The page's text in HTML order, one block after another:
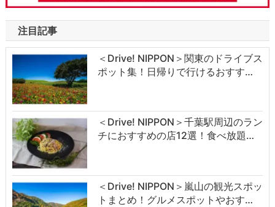
注目記事
＜Drive! NIPPON＞関東のドライブス
ポット集！日帰りで行けるおすす…
＜Drive! NIPPON＞千葉駅周辺のラン
チにおすすめの店12選！食べ放題…
＜Drive! NIPPON＞嵐山の観光スポッ
トまとめ！グルメスポットやおす…